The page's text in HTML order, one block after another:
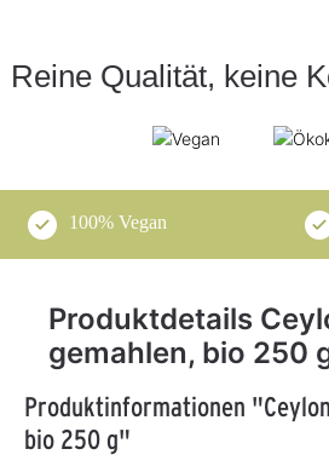
Reine Qualität, keine
100% Vegan
Produktdetails
gemahlen, bio 250
Produktinformationen
bio 250 g"